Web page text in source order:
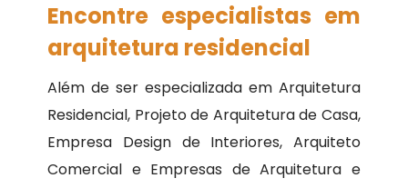
Encontre especialistas em
arquitetura residencial
Além de ser especializada em Arquitetura
Residencial, Projeto de Arquitetura de Casa,
Empresa Design de Interiores, Arquiteto
Comercial e Empresas de Arquitetura e